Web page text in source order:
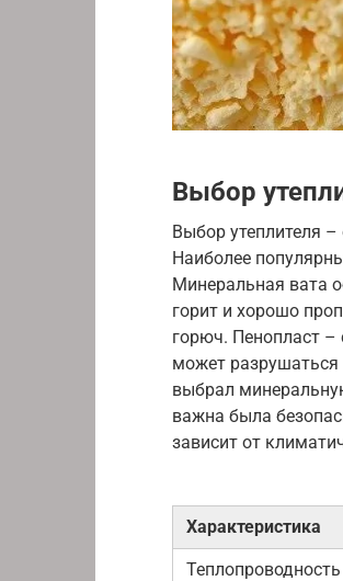
Выбор
Выбор утеплителя
Наиболее
Минеральная вата
горит и хорошо
горюч. Пенопласт
может разрушаться
выбрал
важна была
зависит от
Характеристика
Теплопроводность